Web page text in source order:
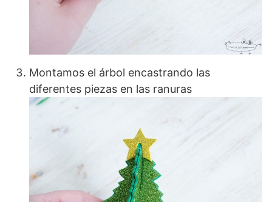
Montamos el árbol encastrando las
diferentes piezas en las ranuras